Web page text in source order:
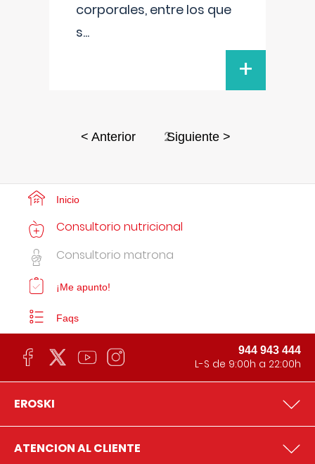
corporales, entre los que
s...
+
< Anterior 2Siguiente >
Inicio
Consultorio nutricional
Consultorio matrona
¡Me apunto!
Faqs
944 943 444
L-S de 9:00h a 22:00h
EROSKI
ATENCION AL CLIENTE